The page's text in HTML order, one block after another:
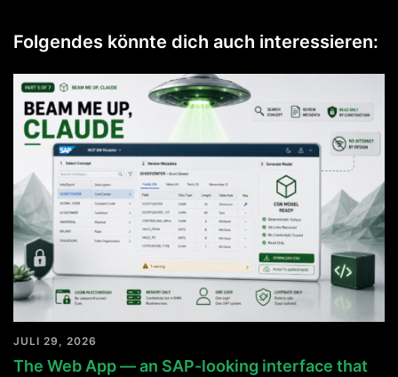
Folgendes könnte dich auch interessieren:
JULI 29, 2026
The Web App — an SAP-looking interface that